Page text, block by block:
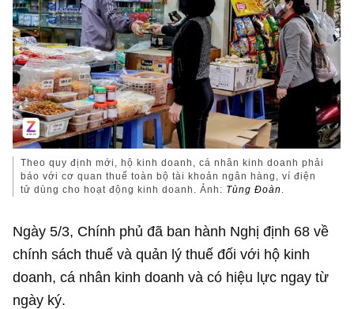
Theo quy định mới, hộ kinh doanh, cá nhân kinh doanh phải
báo với cơ quan thuế toàn bộ tài khoản ngân hàng, ví điện
tử dùng cho hoạt động kinh doanh. Ảnh: Tùng Đoàn .
Ngày 5/3, Chính phủ đã ban hành Nghị định 68 về
chính sách thuế và quản lý thuế đối với hộ kinh
doanh, cá nhân kinh doanh và có hiệu lực ngay từ
ngày ký.